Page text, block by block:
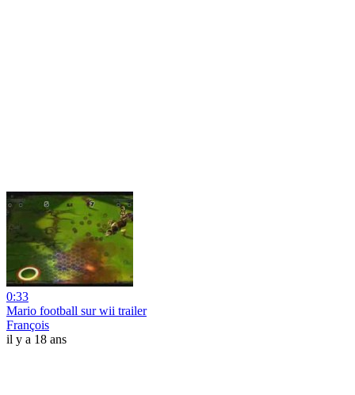
0:33
Mario football sur wii trailer
François
il y a 18 ans